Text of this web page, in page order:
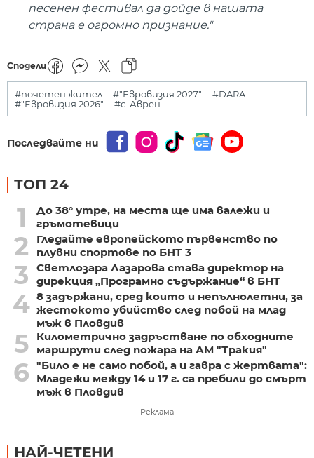
песенен фестивал да дойде в нашата
страна е огромно признание."
Сподели
#почетен жител #"Евровизия 2027"
#DARA
#"Евровизия 2026"
#с. Аврен
Последвайте ни
ТОП 24
1
До 38° утре, на места ще има валежи и
гръмотевици
2
Гледайте европейското първенство по
плувни спортове по БНТ 3
3
Светлозара Лазарова става директор на
дирекция „Програмно съдържание“ в БНТ
4 8 задържани, сред които и непълнолетни, за
жестокото убийство след побой на млад
мъж в Пловдив
5
Километрично задръстване по обходните
маршрути след пожара на АМ "Тракия"
6 "Било е не само побой, а и гавра с жертвата":
Младежи между 14 и 17 г. са пребили до смърт
мъж в Пловдив
Реклама
НАЙ-ЧЕТЕНИ